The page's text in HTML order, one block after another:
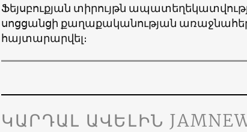
Ֆեյսբուքյան տիրույթն
սոցցանցի քաղաքականության առաջնահերթ
հայտարարվել։
ԿԱՐԴԱԼ ԱՎԵԼԻՆ